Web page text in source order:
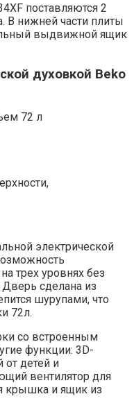
поставляются 2
В нижней части плиты
выдвижной ящик
духовкой Beko
72 л
электрической
трех уровнях без
сделана из
шурупами, что
72л.
со встроенным
функции: 3D-
от детей и
вентилятор для
крышка и ящик из